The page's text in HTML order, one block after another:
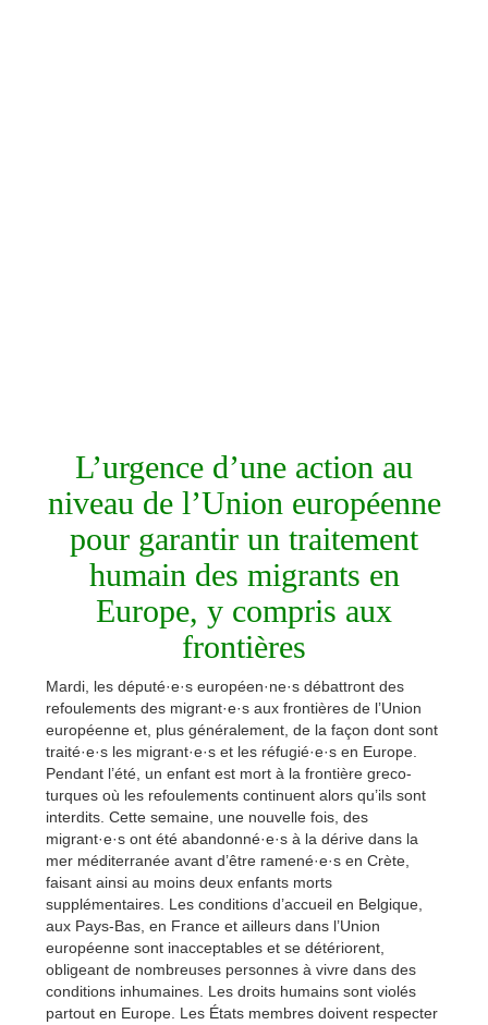
L’urgence d’une action au
niveau de l’Union européenne
pour garantir un traitement
humain des migrants en
Europe, y compris aux
frontières
Mardi, les député·e·s européen·ne·s débattront des
refoulements des migrant·e·s aux frontières de l’Union
européenne et, plus généralement, de la façon dont sont
traité·e·s les migrant·e·s et les réfugié·e·s en Europe.
Pendant l’été, un enfant est mort à la frontière greco-
turques où les refoulements continuent alors qu’ils sont
interdits. Cette semaine, une nouvelle fois, des
migrant·e·s ont été abandonné·e·s à la dérive dans la
mer méditerranée avant d’être ramené·e·s en Crète,
faisant ainsi au moins deux enfants morts
supplémentaires. Les conditions d’accueil en Belgique,
aux Pays-Bas, en France et ailleurs dans l’Union
européenne sont inacceptables et se détériorent,
obligeant de nombreuses personnes à vivre dans des
conditions inhumaines. Les droits humains sont violés
partout en Europe. Les États membres doivent respecter